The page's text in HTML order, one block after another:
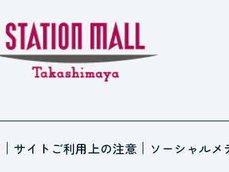
サイトご利用上の注意 ソーシャルメ